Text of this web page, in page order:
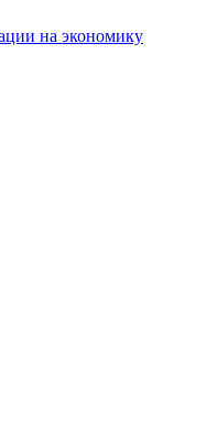
на экономику